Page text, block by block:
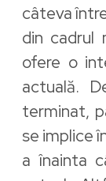
câteva
din cadrul
ofere o
actuală.
terminat,
se implice
a înainta